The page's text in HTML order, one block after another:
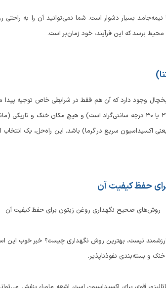
بسیار دشوار است. شما نمی‌توانید آن را به راحتی
محیط برسد که این فرآیند، خود زمان‌بر است.
وجود دارد که آن هم فقط در شرایطی خاص توجیه پیدا
می‌کنید (مثلاً دمای آشپزخانه شما به طور مداوم بالای ۲۷ یا ۳۰ درجه سانتی‌گراد
اکسیداسیون سریع در گرما) باشد. این راه‌حل، یک
حفظ کیفیت آن
ارزشمند نیست، بهترین روش نگهداری چیست؟ خبر خوب
و بسته‌بندی نفوذناپذیر.